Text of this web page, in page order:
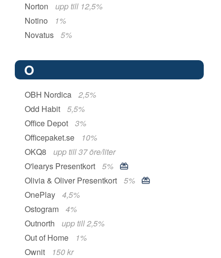
Norton
upp till 12,5%
Notino
1%
Novatus
5%
O
OBH Nordica
2,5%
Odd Habit
5,5%
Office Depot
3%
Officepaket.se
10%
OKQ8
upp till 37 öre/liter
O'learys Presentkort
5%
Olivia & Oliver Presentkort
5%
OnePlay
4,5%
Ostogram
4%
Outnorth
upp till 2,5%
Out of Home
1%
Ownit
150 kr